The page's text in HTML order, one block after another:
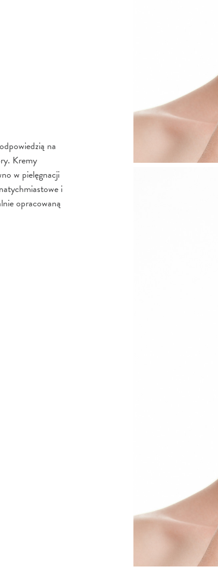
na
Kremy
w pielęgnacji
i
opracowaną